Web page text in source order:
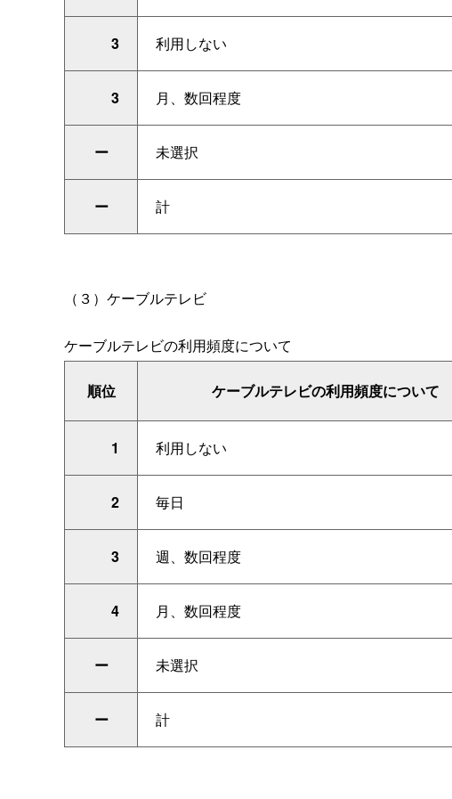
3 利用しない
3 月、数回程度
ー 未選択
ー 計
（３）ケーブルテレビ
ケーブルテレビの利用頻度について
順位 ケーブルテレビの利用頻度について
1 利用しない
2 毎日
3 週、数回程度
4 月、数回程度
ー 未選択
ー 計